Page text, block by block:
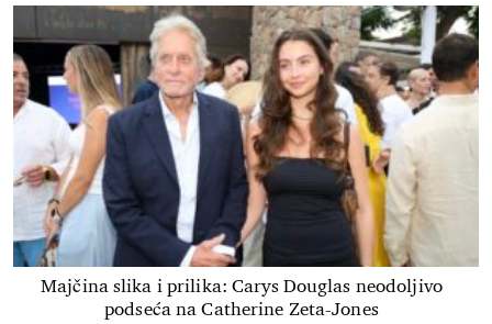
Majčina slika i prilika: Carys Douglas neodoljivo
podseća na Catherine Zeta-Jones